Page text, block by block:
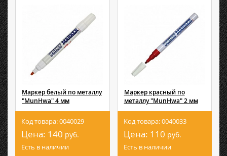
Маркер белый по металлу
"MunHwa" 4 мм
Код товара: 0040029
Цена: 140 руб.
Есть в наличии
Маркер красный по
металлу "MunHwa" 2 мм
Код товара: 0040033
Цена: 110 руб.
Есть в наличии